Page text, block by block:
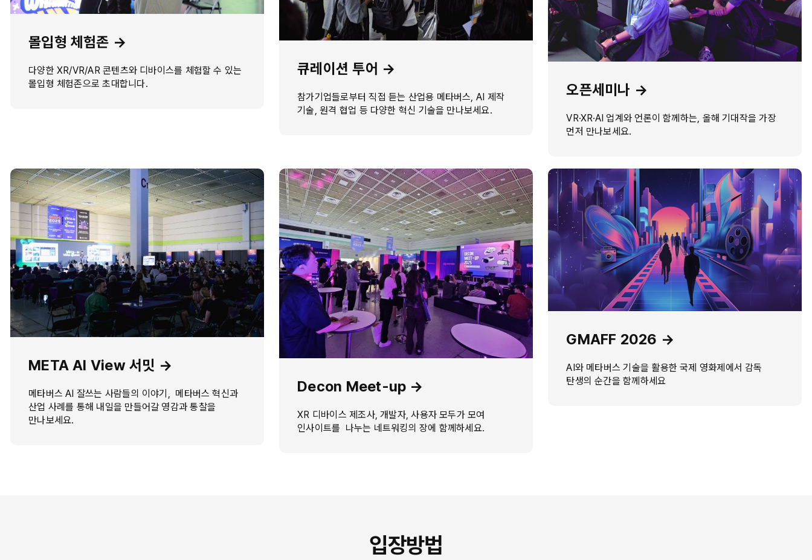
몰입형 체험존 →
다양한 XR/VR/AR 콘텐츠와 디바이스를 체험할 수 있는
몰입형 체험존으로 초대합니다.
큐레이션 투어 →
참가기업들로부터 직접 듣는 산업용 메타버스, AI 제작
기술, 원격 협업 등 다양한 혁신 기술을 만나보세요.
오픈세미나 →
VR·XR·AI 업계와 언론이 함께하는, 올해 기대작을 가장
먼저 만나보세요.
META AI View 서밋 →
메타버스 AI 잘쓰는 사람들의 이야기, 메타버스 혁신과
산업 사례를 통해 내일을 만들어갈 영감과 통찰을
만나보세요.
Decon Meet-up →
XR 디바이스 제조사, 개발자, 사용자 모두가 모여
인사이트를 나누는 네트워킹의 장에 함께하세요.
GMAFF 2026 →
AI와 메타버스 기술을 활용한 국제 영화제에서 감독
탄생의 순간을 함께하세요
입장방법